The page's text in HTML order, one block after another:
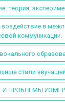
теория,
воздействие в
коммуникации.
стили звучащей
И ПРОБЛЕМЫ